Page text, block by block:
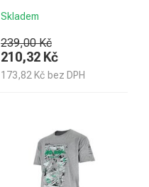
Skladem
239,00 Kč
210,32 Kč
173,82 Kč bez DPH